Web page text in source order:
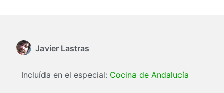
Javier Lastras
Incluída en el especial: Cocina de Andalucía